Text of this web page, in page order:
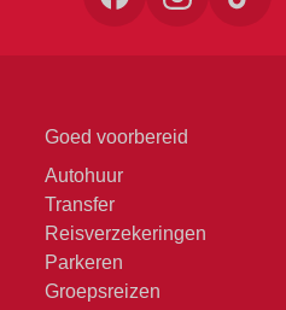
Goed voorbereid
Autohuur
Transfer
Reisverzekeringen
Parkeren
Groepsreizen